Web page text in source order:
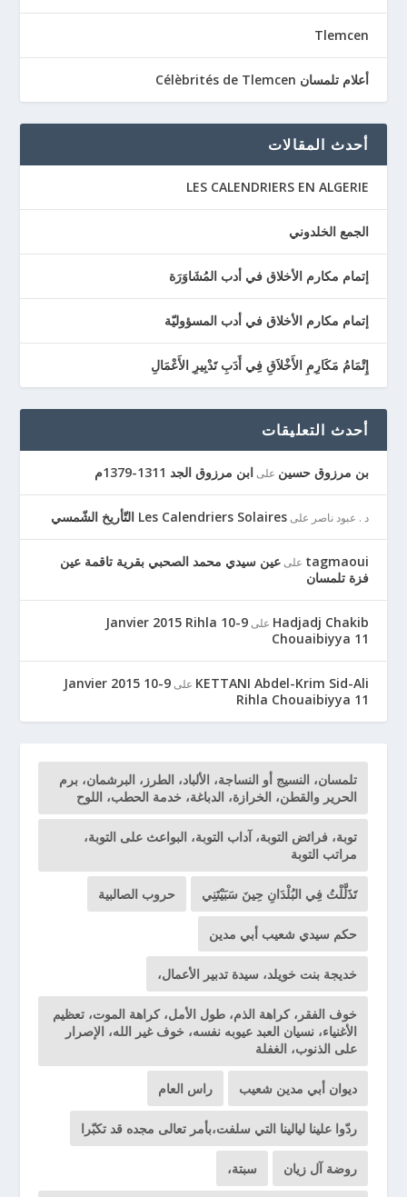
Tlemcen
أعلام تلمسان Célèbrités de Tlemcen
أحدث المقالات
LES CALENDRIERS EN ALGERIE
الجمع الخلدوني
إتمام مكارم الأخلاق في أدب المُشَاوَرَة
إتمام مكارم الأخلاق في أدب المسؤوليّة
إِتْمَامُ مَكَارِمِ الأَخْلاَقِ فِي أَدَبِ تَدْبِيرِ الأَعْمَالِ
أحدث التعليقات
بن مرزوق حسين على ابن مرزوق الجد 1311-1379م
د . عبود ناصر علىLes Calendriers Solaires التّأريخ الشّمسي
tagmaoui علىعين سيدي محمد الصحبي بقرية تاقمة عين
فزة تلمسان
Hadjadj Chakib على
9-10 Janvier 2015 Rihla
Chouaibiyya 11
KETTANI Abdel-Krim Sid-Ali على
9-10 Janvier 2015
Rihla Chouaibiyya 11
تلمسان، النسيج أو النساجة، الألباد، الطرز، البرشمان، برم
الحرير والقطن، الخرازة، الدباغة، خدمة الحطب، اللوح
توبة، فرائض التوبة، آداب التوبة، البواعث على التوبة،
مراتب التوبة
تَذَلَّلْتُ فِي البُلْدَانِ حِينَ سَبَيْتَنِي حروب الصالبية
حكم سيدي شعيب أبي مدين
خديجة بنت خويلد، سيدة تدبير الأعمال،
خوف الفقر، كراهة الذم، طول الأمل، كراهة الموت، تعظيم
الأغنياء، نسيان العبد عيوبه نفسه، خوف غير الله، الإصرار
على الذنوب، الغفلة
ديوان أبي مدين شعيب راس العام
ردّوا علينا ليالينا التي سلفت،بأمر تعالى مجده قد تكبّرا
روضة آل زيان سبتة،